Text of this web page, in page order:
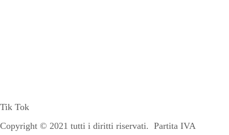
Tik Tok
Copyright © 2021 tutti i diritti riservati. Partita IVA